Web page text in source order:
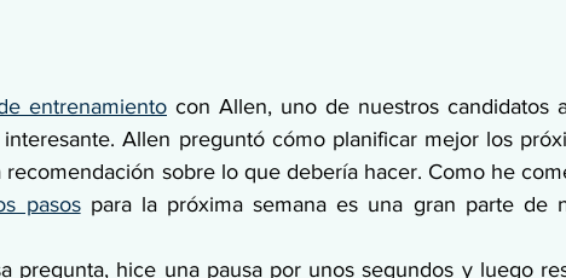
entrenamiento con Allen, uno de nuestros candidatos
Allen preguntó cómo planificar mejor los
recomendación sobre lo que debería hacer. Como he
pasos para la próxima semana es una gran parte de
pregunta, hice una pausa por unos segundos y luego